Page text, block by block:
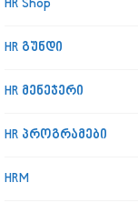
HR Shop
HR გუნდი
HR მენეჯერი
HR პროგრამები
HRM